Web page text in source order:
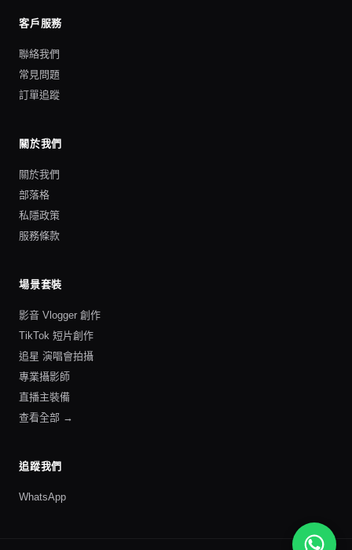
客戶服務
聯絡我們
常見問題
訂單追蹤
關於我們
關於我們
部落格
私隱政策
服務條款
場景套裝
影音 Vlogger 創作
TikTok 短片創作
追星 演唱會拍攝
專業攝影師
直播主裝備
查看全部 →
追蹤我們
WhatsApp